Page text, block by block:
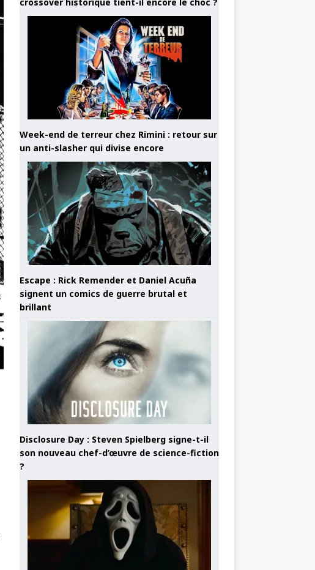
Week-end de terreur chez Rimini : retour sur
un anti-slasher qui divise encore
Escape : Rick Remender et Daniel Acuña
signent un comics de guerre brutal et
brillant
Disclosure Day : Steven Spielberg signe-t-il
son nouveau chef-d’œuvre de science-fiction
?